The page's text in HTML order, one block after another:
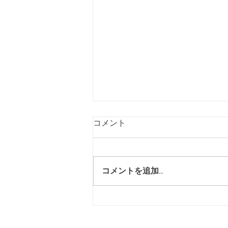
コメント
コメントを追加…